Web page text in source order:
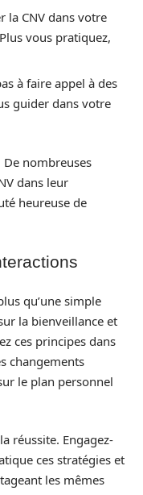
la CNV dans votre
vous pratiquez,
à faire appel à des
guider dans votre
De nombreuses
dans leur
heureuse de
qu’une simple
la bienveillance et
ces principes dans
changements
le plan personnel
réussite. Engagez-
ces stratégies et
les mêmes